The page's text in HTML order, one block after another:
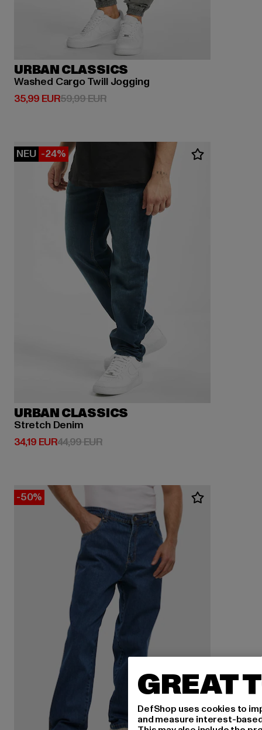
URBAN CLASSICS
Washed Cargo Twill Jogging
35,99 EUR
Derzeitiger Preis: 35,99 EUR
59,99 EURAktionspreis: 59,99 EUR
NEU -24%
URBAN CLASSICS
Stretch Denim
34,19 EUR
Derzeitiger Preis: 34,19 EUR
44,99 EURAktionspreis: 44,99 EUR
-50%
GREAT
DefShop uses cookies to
and measure interest-